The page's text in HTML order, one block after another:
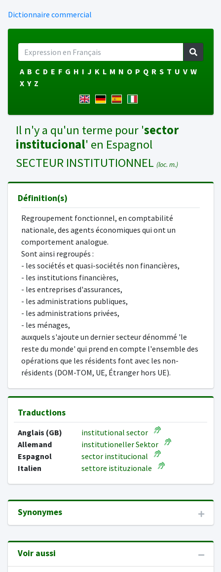
Dictionnaire commercial
A B C D E F G H I J K L M N O P Q R S T U V W
X Y Z
Il n'y a qu'un terme pour 'sector
institucional' en Espagnol
SECTEUR INSTITUTIONNEL (loc. m.)
Définition(s)
Regroupement fonctionnel, en comptabilité
nationale, des agents économiques qui ont un
comportement analogue.
Sont ainsi regroupés :
- les sociétés et quasi-sociétés non financières,
- les institutions financières,
- les entreprises d'assurances,
- les administrations publiques,
- les administrations privées,
- les ménages,
auxquels s'ajoute un dernier secteur dénommé 'le
reste du monde' qui prend en compte l'ensemble des
opérations que les résidents font avec les non-
résidents (DOM-TOM, UE, Étranger hors UE).
Traductions
Anglais (GB)
institutional sector
Allemand
institutioneller Sektor
Espagnol
sector institucional
Italien
settore istituzionale
Synonymes
Voir aussi